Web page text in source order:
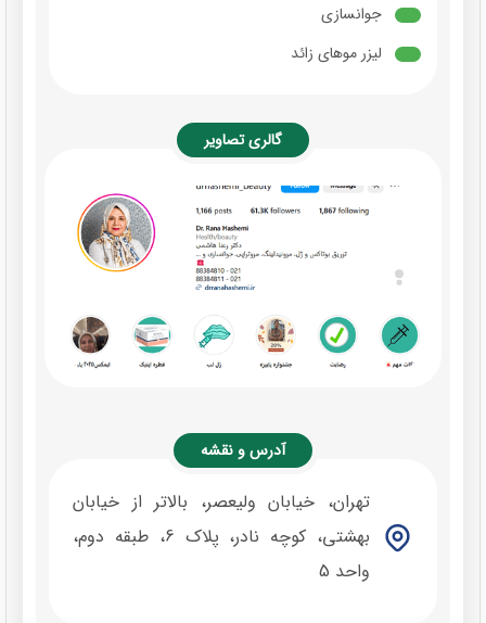
جوانسازی
لیزر موهای زائد
گالری تصاویر
آدرس و نقشه
تهران، خیابان ولیعصر، بالاتر از خیابان
بهشتی، کوچه نادر، پلاک 6، طبقه دوم،
واحد 5